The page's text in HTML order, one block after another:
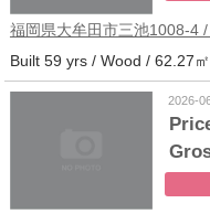
福岡県大牟田市三池1008-4
2026-